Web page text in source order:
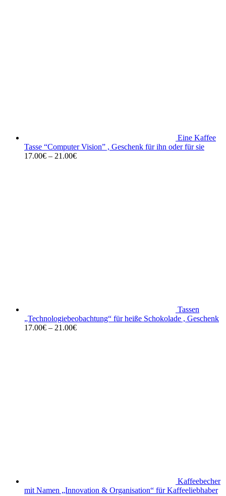
Eine Kaffee
Tasse “Computer Vision” , Geschenk für ihn oder für sie
17.00€ – 21.00€
Tassen
„Technologiebeobachtung“ für heiße Schokolade , Geschenk
17.00€ – 21.00€
Kaffeebecher
mit Namen „Innovation & Organisation“ für Kaffeeliebhaber